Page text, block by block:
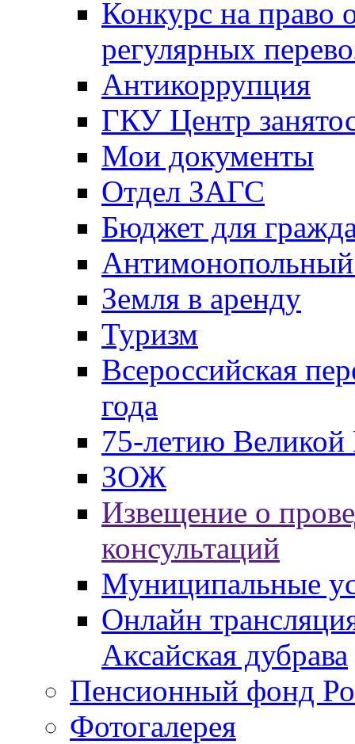
Конкурс на право
регулярных
Антикоррупция
ГКУ Центр
Мои документы
Отдел ЗАГС
Бюджет для
Антимонопольный
Земля в аренду
Туризм
Всероссийская
года
75-летию
ЗОЖ
Извещение о
консультаций
Муниципальные
Онлайн
Аксайская дубрава
Пенсионный фонд
Фотогалерея